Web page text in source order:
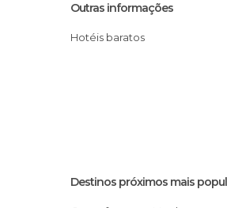
Outras informações
Hotéis baratos
Destinos próximos mais